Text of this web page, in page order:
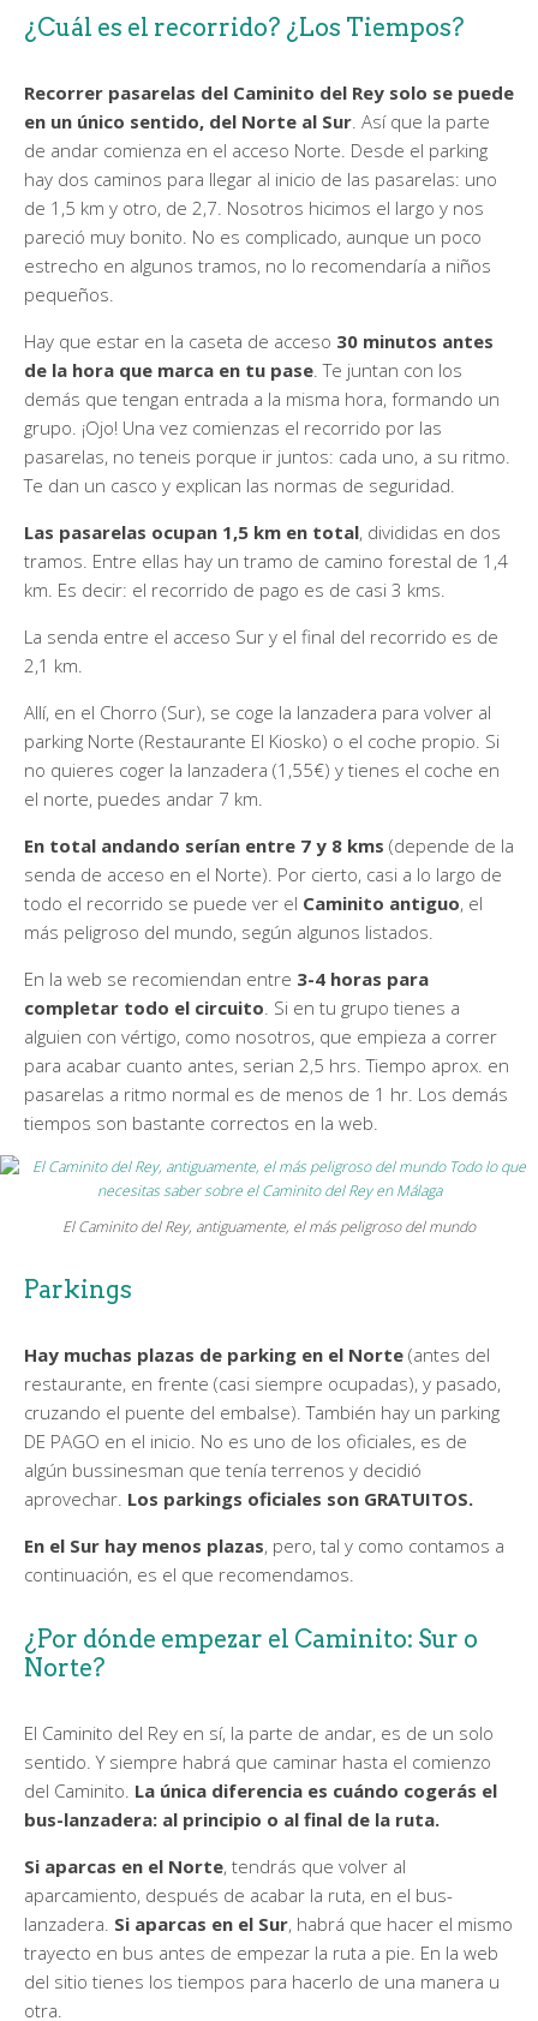
¿Cuál es el recorrido? ¿Los Tiempos?
Recorrer pasarelas del Caminito del Rey solo se puede
en un único sentido, del Norte al Sur . Así que la parte
de andar comienza en el acceso Norte. Desde el parking
hay dos caminos para llegar al inicio de las pasarelas: uno
de 1,5 km y otro, de 2,7. Nosotros hicimos el largo y nos
pareció muy bonito. No es complicado, aunque un poco
estrecho en algunos tramos, no lo recomendaría a niños
pequeños.
Hay que estar en la caseta de acceso 30 minutos antes
de la hora que marca en tu pase . Te juntan con los
demás que tengan entrada a la misma hora, formando un
grupo. ¡Ojo! Una vez comienzas el recorrido por las
pasarelas, no teneis porque ir juntos: cada uno, a su ritmo.
Te dan un casco y explican las normas de seguridad.
Las pasarelas ocupan 1,5 km en total, divididas en dos
tramos. Entre ellas hay un tramo de camino forestal de 1,4
km. Es decir: el recorrido de pago es de casi 3 kms.
La senda entre el acceso Sur y el final del recorrido es de
2,1 km.
Allí, en el Chorro (Sur), se coge la lanzadera para volver al
parking Norte (Restaurante El Kiosko) o el coche propio. Si
no quieres coger la lanzadera (1,55€) y tienes el coche en
el norte, puedes andar 7 km.
En total andando serían entre 7 y 8 kms (depende de la
senda de acceso en el Norte). Por cierto, casi a lo largo de
todo el recorrido se puede ver el Caminito antiguo, el
más peligroso del mundo, según algunos listados.
En la web se recomiendan entre 3-4 horas para
completar todo el circuito . Si en tu grupo tienes a
alguien con vértigo, como nosotros, que empieza a correr
para acabar cuanto antes, serian 2,5 hrs. Tiempo aprox. en
pasarelas a ritmo normal es de menos de 1 hr. Los demás
tiempos son bastante correctos en la web.
El Caminito del Rey, antiguamente, el más peligroso del mundo
Parkings
Hay muchas plazas de parking en el Norte (antes del
restaurante, en frente (casi siempre ocupadas), y pasado,
cruzando el puente del embalse). También hay un parking
DE PAGO en el inicio. No es uno de los oficiales, es de
algún bussinesman que tenía terrenos y decidió
aprovechar. Los parkings oficiales son GRATUITOS.
En el Sur hay menos plazas, pero, tal y como contamos a
continuación, es el que recomendamos.
¿Por dónde empezar el Caminito: Sur o
Norte?
El Caminito del Rey en sí, la parte de andar, es de un solo
sentido. Y siempre habrá que caminar hasta el comienzo
del Caminito. La única diferencia es cuándo cogerás el
bus-lanzadera: al principio o al final de la ruta.
Si aparcas en el Norte, tendrás que volver al
aparcamiento, después de acabar la ruta, en el bus-
lanzadera. Si aparcas en el Sur, habrá que hacer el mismo
trayecto en bus antes de empezar la ruta a pie. En la web
del sitio tienes los tiempos para hacerlo de una manera u
otra.